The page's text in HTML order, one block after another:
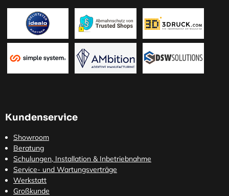
Kundenservice
Showroom
Beratung
Schulungen, Installation & Inbetriebnahme
Service- und Wartungsverträge
Werkstatt
Großkunde